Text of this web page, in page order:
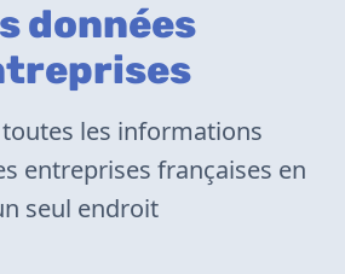
données
toutes les informations
entreprises françaises en
seul endroit